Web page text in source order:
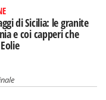
di Sicilia: le granite
e coi capperi che